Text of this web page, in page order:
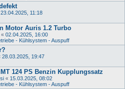
23.04.2025, 11:18
Motor Auris 1.2 Turbo
« 02.04.2025, 16:00
- Kühlsystem - Auspuff
28.03.2025, 19:47
124 PS Benzin Kupplungssatz
« 15.03.2025, 08:02
- Kühlsystem - Auspuff